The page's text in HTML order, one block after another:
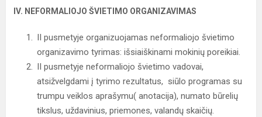
IV. NEFORMALIOJO ŠVIETIMO ORGANIZAVIMAS
II pusmetyje organizuojamas neformaliojo švietimo
organizavimo tyrimas: išsiaiškinami mokinių poreikiai.
II pusmetyje neformaliojo švietimo vadovai,
atsižvelgdami į tyrimo rezultatus, siūlo programas su
trumpu veiklos aprašymu( anotacija), numato būrelių
tikslus, uždavinius, priemones, valandų skaičių.